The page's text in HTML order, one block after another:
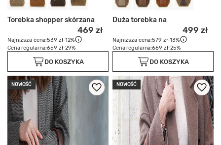
Torebka shopper skórzana
469 zł
Najniższa cena:539 zł-12%
Cena regularna:659 zł-29%
DO KOSZYKA
Duża torebka na
499 zł
Najniższa cena:579 zł-13%
Cena regularna:669 zł-25%
DO KOSZYKA
NOWOŚĆ NOWOŚĆ